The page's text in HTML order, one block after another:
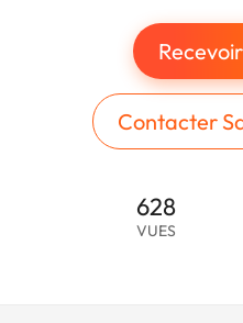
Contacter
628
VUES